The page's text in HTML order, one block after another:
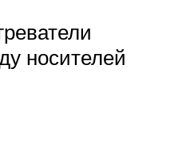
носителей